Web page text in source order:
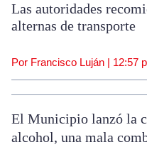
Las autoridades
alternas de transporte
Por Francisco Luján | 12:57
El Municipio lanzó la
alcohol, una mala